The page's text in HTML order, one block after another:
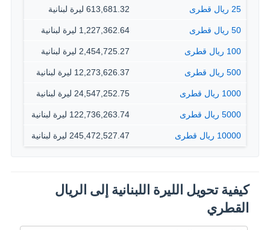
25 ريال قطرى 613,681.32 ليرة لبنانية
50 ريال قطرى 1,227,362.64 ليرة لبنانية
100 ريال قطرى 2,454,725.27 ليرة لبنانية
500 ريال قطرى 12,273,626.37 ليرة لبنانية
1000 ريال قطرى 24,547,252.75 ليرة لبنانية
5000 ريال قطرى 122,736,263.74 ليرة لبنانية
10000 ريال قطرى 245,472,527.47 ليرة لبنانية
كيفية تحويل الليرة اللبنانية إلى الريال
القطري